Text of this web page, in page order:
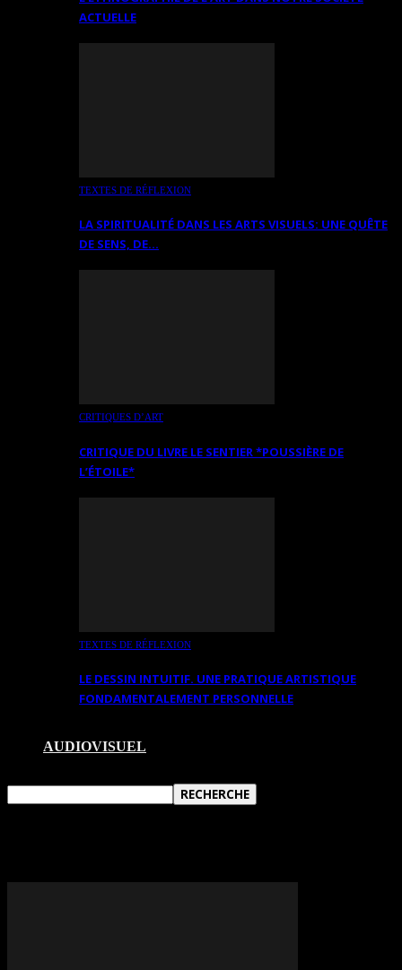
ACTUELLE
TEXTES DE RÉFLEXION
LA SPIRITUALITÉ DANS LES ARTS VISUELS: UNE QUÊTE
DE SENS, DE…
CRITIQUES D’ART
CRITIQUE DU LIVRE LE SENTIER *POUSSIÈRE DE
L’ÉTOILE*
TEXTES DE RÉFLEXION
LE DESSIN INTUITIF. UNE PRATIQUE ARTISTIQUE
FONDAMENTALEMENT PERSONNELLE
AUDIOVISUEL